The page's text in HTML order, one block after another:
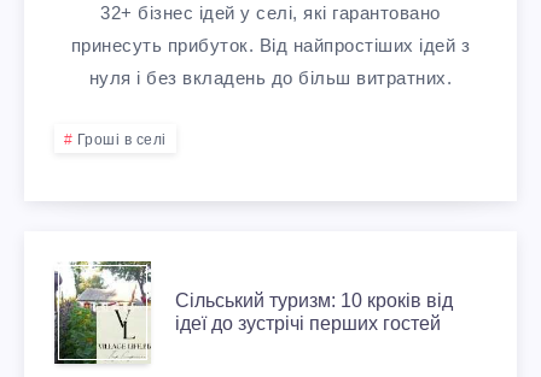
Е
С
-
І
Д
Е
Р
С
П
Е
К
Т
Л
Б
І
З
Е
С
К
В
І
Т
І
В
Н
І
Ь
Н
32+ бізнес ідей у селі, які гарантовано
принесуть прибуток. Від найпростіших ідей з
нуля і без вкладень до більш витратних.
Гроші в селі
С
І
Сільський туризм: 10 кроків від
ідеї до зустрічі перших гостей